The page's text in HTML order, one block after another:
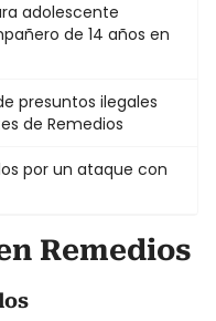
adolescente
de 14 años en
presuntos ilegales
de Remedios
por un ataque con
Remedios